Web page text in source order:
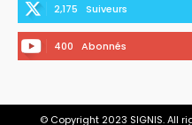
2,175 Suiveurs
400 Abonnés
© Copyright 2023 SIGNIS. All